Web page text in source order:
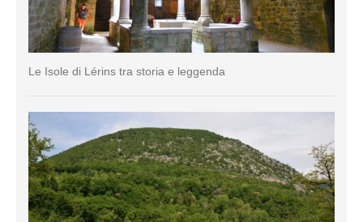
Le Isole di Lérins tra storia e leggenda